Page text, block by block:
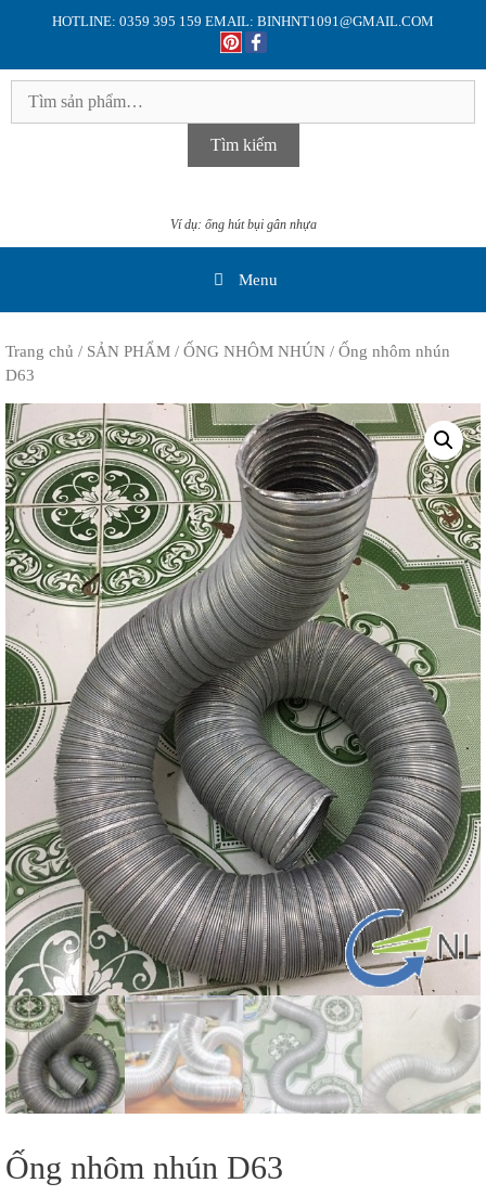
HOTLINE: 0359 395 159 EMAIL: BINHNT1091@GMAIL.COM
Tìm
Tìm kiếm
Ví dụ: ống hút bụi gân nhựa
Menu
Trang chủ / SẢN PHẨM / ỐNG NHÔM NHÚN / Ống nhôm nhún
D63
Ống nhôm nhún D63